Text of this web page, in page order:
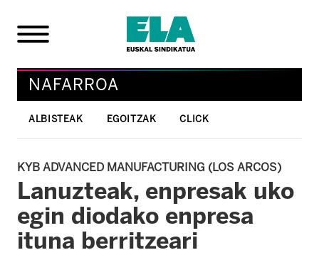
NAFARROA
ALBISTEAK EGOITZAK CLICK
KYB ADVANCED MANUFACTURING (LOS ARCOS)
Lanuzteak, enpresak uko
egin diodako enpresa
ituna berritzeari